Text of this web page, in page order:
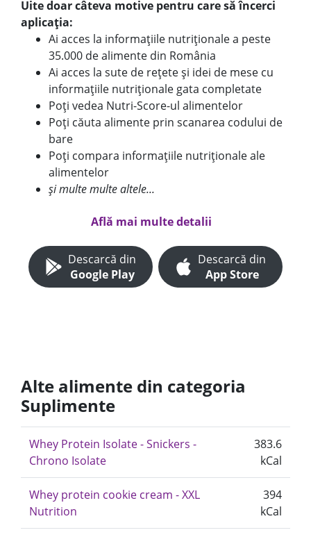
Uite doar câteva motive pentru care să încerci
aplicația:
Ai acces la informațiile nutriționale a peste
35.000 de alimente din România
Ai acces la sute de rețete și idei de mese cu
informațiile nutriționale gata completate
Poți vedea Nutri-Score-ul alimentelor
Poți căuta alimente prin scanarea codului de
bare
Poți compara informațiile nutriționale ale
alimentelor
și multe multe altele...
Află mai multe detalii
Descarcă din
Google Play
Descarcă din
App Store
Alte alimente din categoria
Suplimente
Whey Protein Isolate - Snickers -
Chrono Isolate
383.6
kCal
Whey protein cookie cream - XXL
Nutrition
394
kCal